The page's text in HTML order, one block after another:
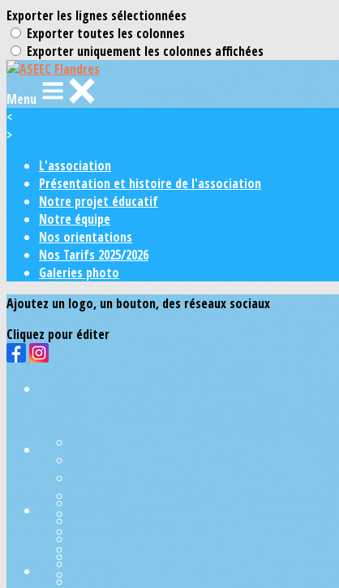
Exporter les lignes sélectionnées
Exporter toutes les colonnes
Exporter uniquement les colonnes affichées
Menu
<
>
L'association
Présentation et histoire de l'association
Notre projet éducatif
Notre équipe
Nos orientations
Nos Tarifs 2025/2026
Galeries photo
Ajoutez un logo, un bouton, des réseaux sociaux
Cliquez pour éditer